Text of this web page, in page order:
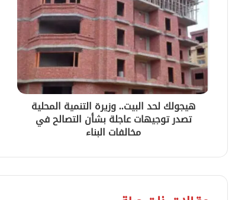
هيجولك لحد البيت.. وزيرة التنمية المحلية
تصدر توجيهات عاجلة بشأن التصالح في
مخالفات البناء